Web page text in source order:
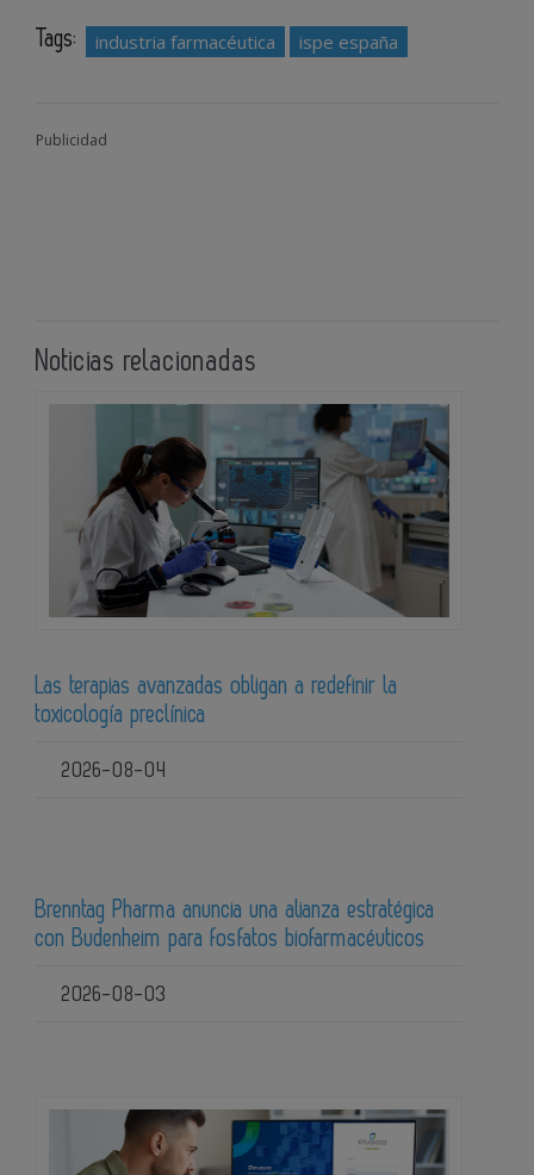
Tags: industria farmacéutica ispe españa
Publicidad
Noticias relacionadas
Las terapias avanzadas obligan a redefinir la
toxicología preclínica
2026-08-04
Brenntag Pharma anuncia una alianza estratégica
con Budenheim para fosfatos biofarmacéuticos
2026-08-03